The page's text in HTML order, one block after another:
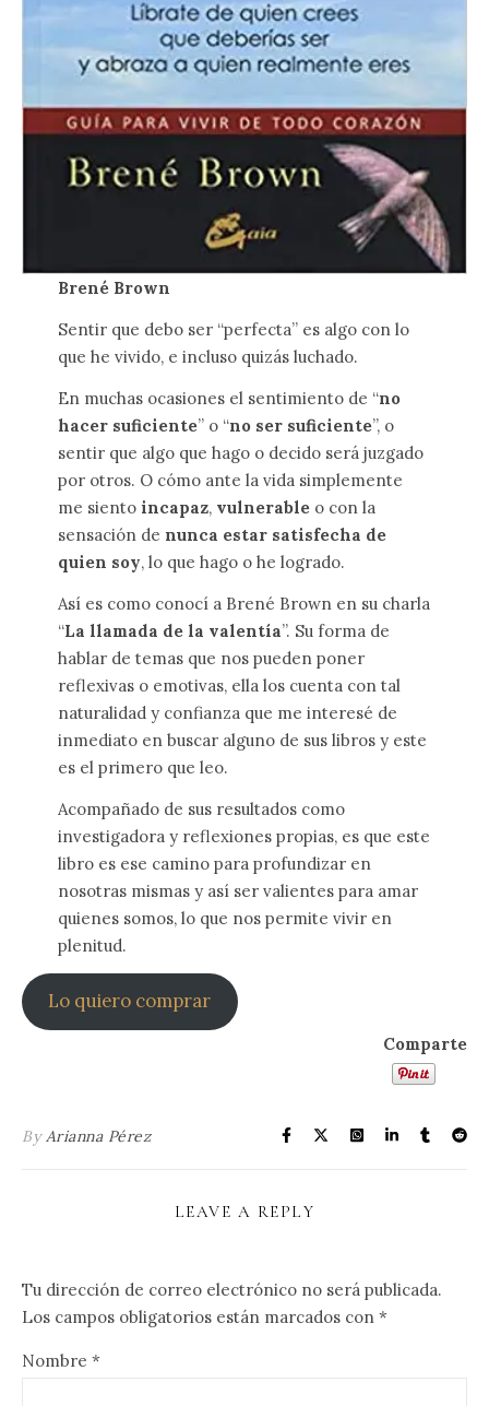
Brené Brown
Sentir que debo ser “perfecta” es algo con lo
que he vivido, e incluso quizás luchado.
En muchas ocasiones el sentimiento de “no
hacer suficiente” o “no ser suficiente”, o
sentir que algo que hago o decido será juzgado
por otros. O cómo ante la vida simplemente
me siento incapaz, vulnerableo con la
sensación de nunca estar satisfecha de
quien soy, lo que hago o he logrado.
Así es como conocí a Brené Brown en su charla
“La llamada de la valentía”. Su forma de
hablar de temas que nos pueden poner
reflexivas o emotivas, ella los cuenta con tal
naturalidad y confianza que me interesé de
inmediato en buscar alguno de sus libros y este
es el primero que leo.
Acompañado de sus resultados como
investigadora y reflexiones propias, es que este
libro es ese camino para profundizar en
nosotras mismas y así ser valientes para amar
quienes somos, lo que nos permite vivir en
plenitud.
Lo quiero comprar
Comparte
By Arianna Pérez
LEAVE A REPLY
Tu dirección de correo electrónico no será publicada.
Los campos obligatorios están marcados con *
Nombre *